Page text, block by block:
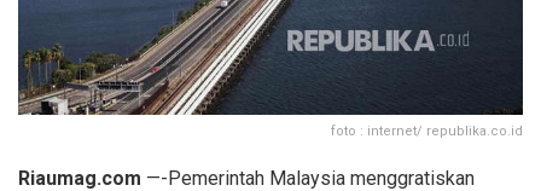
foto : internet/ republika.co.id
Riaumag.com —-Pemerintah Malaysia menggratiskan